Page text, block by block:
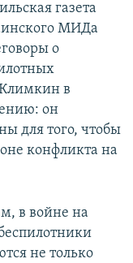
газета
МИДа
о
Климкин в
он
для того, чтобы
конфликта на
в войне на
не только